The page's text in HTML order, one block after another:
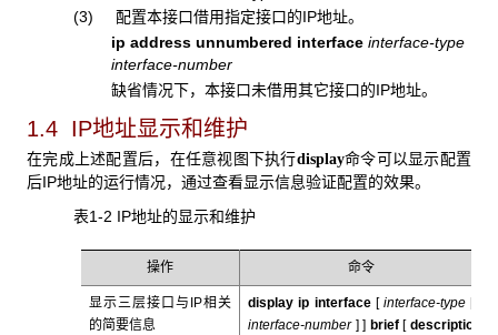
(3) 配置本接口借用指定接口的IP地址。
ip address unnumbered interface interface-type
interface-number
缺省情况下，本接口未借用其它接口的IP地址。
1.4 IP地址显示和维护
在完成上述配置后，在任意视图下执行display命令可以显示配置
后IP地址的运行情况，通过查看显示信息验证配置的效果。
表1-2 IP地址的显示和维护
操作 命令
显示三层接口与IP相关
的简要信息
display ip interface [interface-type
interface-number ] ] brief [ descriptio